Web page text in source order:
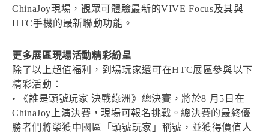
ChinaJoy現場，觀眾可體驗最新的VIVE Focus及其與
HTC手機的最新聯動功能。
更多展區現場活動精彩紛呈
除了以上超值福利，到場玩家還可在HTC展區參與以下
精彩活動：
• 《誰是頭號玩家 決戰綠洲》總決賽，將於8 月5日在
ChinaJoy上演決賽，現場可報名挑戰。總決賽的最終優
勝者們將榮獲中國區「頭號玩家」稱號，並獲得價值人